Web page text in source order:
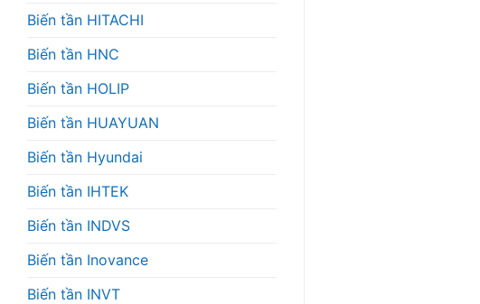
Biến tần HITACHI
Biến tần HNC
Biến tần HOLIP
Biến tần HUAYUAN
Biến tần Hyundai
Biến tần IHTEK
Biến tần INDVS
Biến tần Inovance
Biến tần INVT